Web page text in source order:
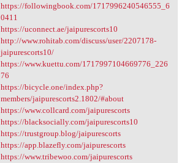
https://followingbook.com/1717996240546555_6
0411
https://uconnect.ae/jaipurescorts10
http://www.rohitab.com/discuss/user/2207178-
jaipurescorts10/
https://www.kuettu.com/1717997104669776_226
76
https://bicycle.one/index.php?
members/jaipurescorts2.1802/#about
https://www.collcard.com/jaipurescorts
https://blacksocially.com/jaipurescorts10
https://trustgroup.blog/jaipurescorts
https://app.blazefly.com/jaipurescorts
https://www.tribewoo.com/jaipurescorts